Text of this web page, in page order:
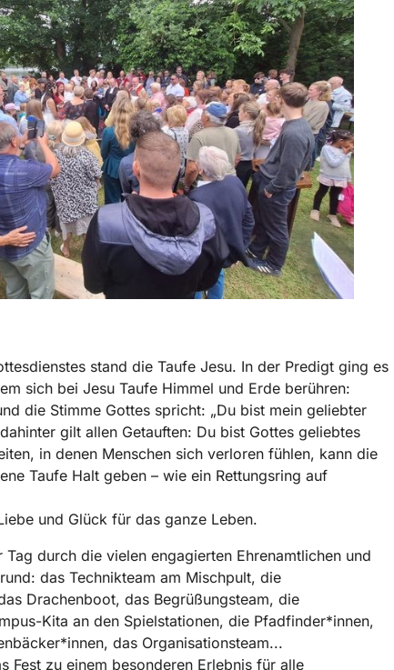
stand die Taufe Jesu. In der Predigt ging es
sich bei Jesu Taufe Himmel und Erde berühren:
die Stimme Gottes spricht: „Du bist mein geliebter
gilt allen Getauften: Du bist Gottes geliebtes
in denen Menschen sich verloren fühlen, kann die
Taufe Halt geben – wie ein Rettungsring auf
und Glück für das ganze Leben.
durch die vielen engagierten Ehrenamtlichen und
das Technikteam am Mischpult, die
Drachenboot, das Begrüßungsteam, die
Kita an den Spielstationen, die Pfadfinder*innen,
das Organisationsteam...
Fest zu einem besonderen Erlebnis für alle